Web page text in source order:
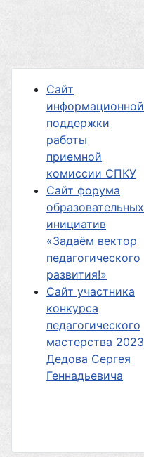
Сайт
информационной
поддержки
работы
приемной
комиссии СПКУ
Сайт форума
образовательных
инициатив
«Задаём вектор
педагогического
развития!»
Сайт участника
конкурса
педагогического
мастерства 2023
Дедова Сергея
Геннадьевича